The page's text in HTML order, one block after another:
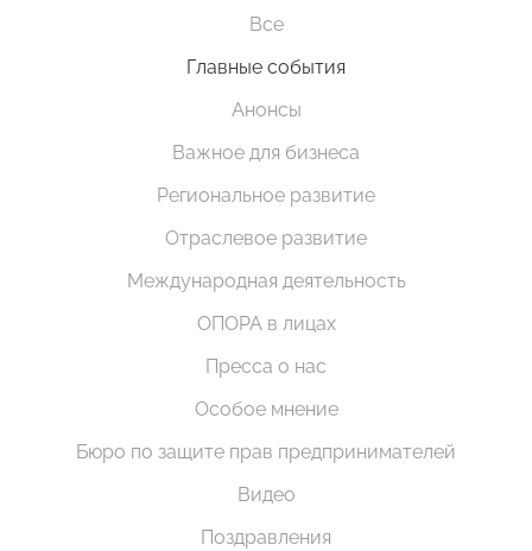
Все
Главные события
Анонсы
Важное для бизнеса
Региональное развитие
Отраслевое развитие
Международная деятельность
ОПОРА в лицах
Пресса о нас
Особое мнение
Бюро по защите прав предпринимателей
Видео
Поздравления